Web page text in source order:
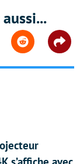
Reddit